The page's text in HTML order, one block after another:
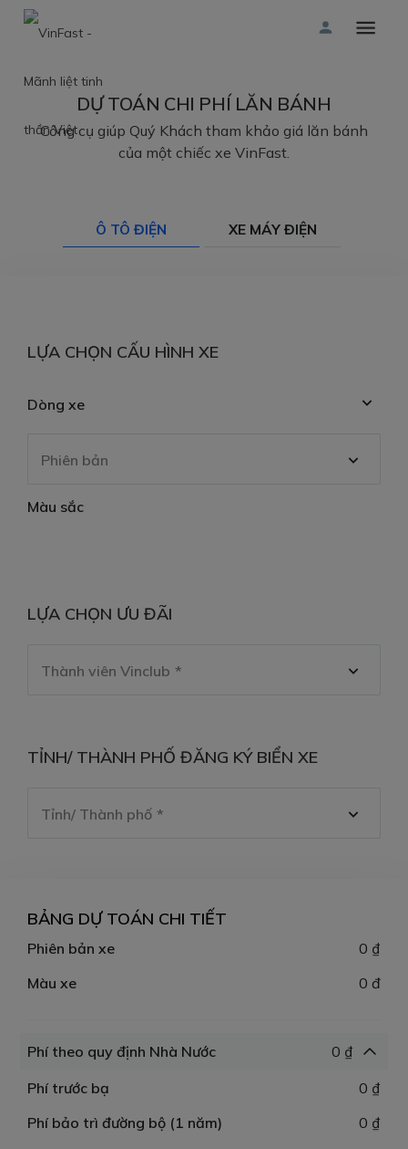
DỰ TOÁN CHI PHÍ LĂN BÁNH
Công cụ giúp Quý Khách tham khảo giá lăn bánh
của một chiếc xe VinFast.
Ô TÔ ĐIỆN XE MÁY ĐIỆN
LỰA CHỌN CẤU HÌNH XE
Dòng xe
Phiên bản
Màu sắc
LỰA CHỌN ƯU ĐÃI
Thành viên Vinclub
TỈNH/ THÀNH PHỐ ĐĂNG KÝ BIỂN XE
Tỉnh/ Thành phố
BẢNG DỰ TOÁN CHI TIẾT
Phiên bản xe
0 ₫
Màu xe
0 đ
Phí theo quy định Nhà Nước
0 ₫
Phí trước bạ
0 ₫
Phí bảo trì đường bộ (1 năm)
0 ₫